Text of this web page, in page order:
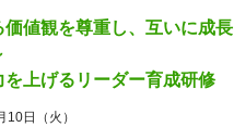
価値観を尊重し、互いに成
を上げるリーダー育成研修
日（火）